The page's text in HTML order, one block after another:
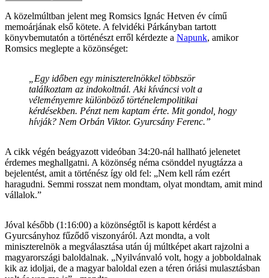
A közelmúltban jelent meg Romsics Ignác Hetven év című
memoárjának első kötete. A felvidéki Párkányban tartott
könyvbemutatón a történészt erről kérdezte a Napunk, amikor
Romsics meglepte a közönséget:
„Egy időben egy miniszterelnökkel többször
találkoztam az indokoltnál. Aki kíváncsi volt a
véleményemre különböző történelempolitikai
kérdésekben. Pénzt nem kaptam érte. Mit gondol, hogy
hívják? Nem Orbán Viktor. Gyurcsány Ferenc.”
A cikk végén beágyazott videóban 34:20-nál hallható jelenetet
érdemes meghallgatni. A közönség néma csönddel nyugtázza a
bejelentést, amit a történész így old fel: „Nem kell rám ezért
haragudni. Semmi rosszat nem mondtam, olyat mondtam, amit mind
vállalok.”
Jóval később (1:16:00) a közönségtől is kapott kérdést a
Gyurcsányhoz fűződő viszonyáról. Azt mondta, a volt
miniszterelnök a megválasztása után új múltképet akart rajzolni a
magyarországi baloldalnak. „Nyilvánvaló volt, hogy a jobboldalnak
kik az idoljai, de a magyar baloldal ezen a téren óriási mulasztásban